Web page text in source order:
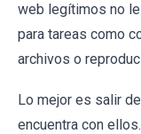
web legítimos no
para tareas como
archivos o
Lo mejor es salir
encuentra con